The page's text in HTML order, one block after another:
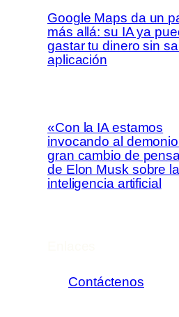
Google Maps da un
más allá: su IA ya
gastar tu dinero sin
aplicación
«Con la IA estamos
invocando al
gran cambio de
de Elon Musk sobre la
inteligencia artificial
Contáctenos